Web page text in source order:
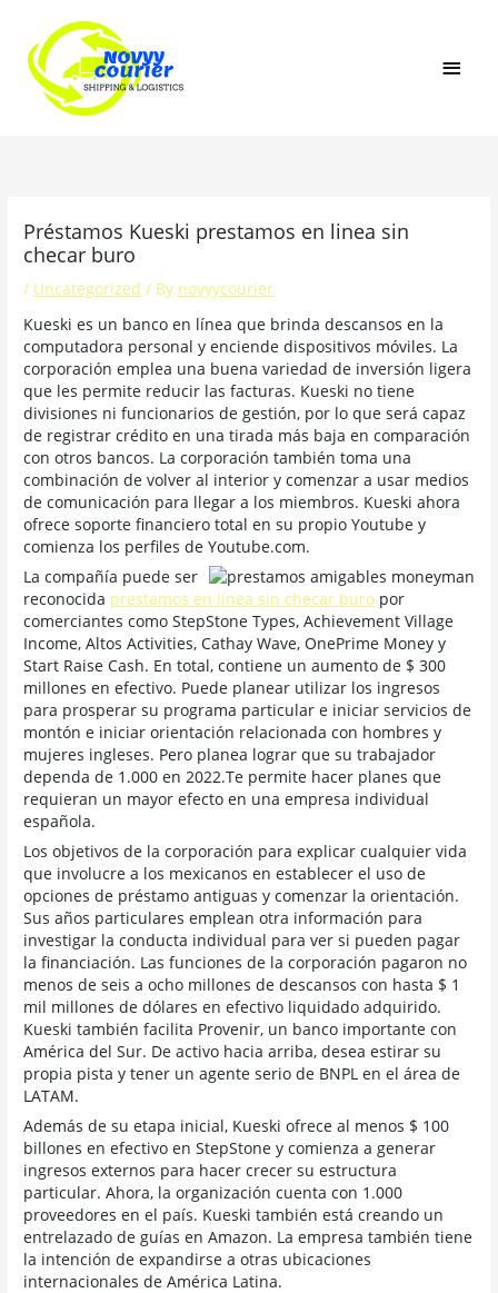
content
Préstamos Kueski prestamos en linea sin
checar buro
/ Uncategorized / By novyycourier
Kueski es un banco en línea que brinda descansos en la
computadora personal y enciende dispositivos móviles. La
corporación emplea una buena variedad de inversión ligera
que les permite reducir las facturas. Kueski no tiene
divisiones ni funcionarios de gestión, por lo que será capaz
de registrar crédito en una tirada más baja en comparación
con otros bancos. La corporación también toma una
combinación de volver al interior y comenzar a usar medios
de comunicación para llegar a los miembros. Kueski ahora
ofrece soporte financiero total en su propio Youtube y
comienza los perfiles de Youtube.com.
La compañía puede ser
reconocida prestamos en linea sin checar buro por
comerciantes como StepStone Types, Achievement Village
Income, Altos Activities, Cathay Wave, OnePrime Money y
Start Raise Cash. En total, contiene un aumento de $ 300
millones en efectivo. Puede planear utilizar los ingresos
para prosperar su programa particular e iniciar servicios de
montón e iniciar orientación relacionada con hombres y
mujeres ingleses. Pero planea lograr que su trabajador
dependa de 1.000 en 2022.Te permite hacer planes que
requieran un mayor efecto en una empresa individual
española.
Los objetivos de la corporación para explicar cualquier vida
que involucre a los mexicanos en establecer el uso de
opciones de préstamo antiguas y comenzar la orientación.
Sus años particulares emplean otra información para
investigar la conducta individual para ver si pueden pagar
la financiación. Las funciones de la corporación pagaron no
menos de seis a ocho millones de descansos con hasta $ 1
mil millones de dólares en efectivo liquidado adquirido.
Kueski también facilita Provenir, un banco importante con
América del Sur. De activo hacia arriba, desea estirar su
propia pista y tener un agente serio de BNPL en el área de
LATAM.
Además de su etapa inicial, Kueski ofrece al menos $ 100
billones en efectivo en StepStone y comienza a generar
ingresos externos para hacer crecer su estructura
particular. Ahora, la organización cuenta con 1.000
proveedores en el país. Kueski también está creando un
entrelazado de guías en Amazon. La empresa también tiene
la intención de expandirse a otras ubicaciones
internacionales de América Latina.